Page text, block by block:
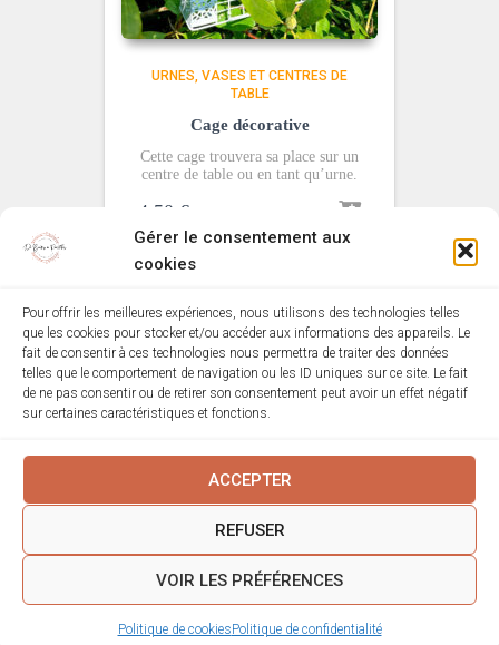
Gérer le consentement aux
cookies
Pour offrir les meilleures expériences, nous utilisons des technologies telles
que les cookies pour stocker et/ou accéder aux informations des appareils. Le
fait de consentir à ces technologies nous permettra de traiter des données
telles que le comportement de navigation ou les ID uniques sur ce site. Le fait
de ne pas consentir ou de retirer son consentement peut avoir un effet négatif
sur certaines caractéristiques et fonctions.
ACCEPTER
REFUSER
VOIR LES PRÉFÉRENCES
Politique de cookiesPolitique de confidentialité
URNES VASES ET CENTRES DE
TABLE
Cage décorative
Cette cage trouvera sa place sur un
centre de table ou en tant qu’urne.
4,50 €
MENTIONS LÉGALES POLITIQUE DE COOKIES (EU)
MON COMPTE VALIDATION DE LA COMMANDE
CONDITIONS GÉNÉRALES
CONDITIONS GÉNÉRALES DE LOCATION
© De Bulles à Paillettesde-bulles-a-paillettes.fr